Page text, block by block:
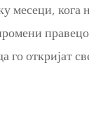
кога
го откријат